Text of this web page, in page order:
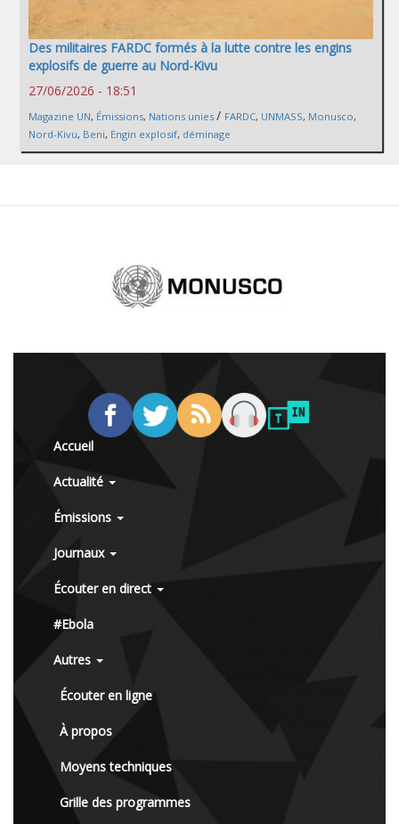
Des militaires FARDC formés à la lutte contre les engins
explosifs de guerre au Nord-Kivu
27/06/2026 - 18:51
Magazine UN, Émissions, Nations unies / FARDC, UNMASS, Monusco,
Nord-Kivu, Beni, Engin explosif, déminage
Accueil
Actualité
Émissions
Journaux
Écouter en direct
#Ebola
Autres
Écouter en ligne
À propos
Moyens techniques
Grille des programmes